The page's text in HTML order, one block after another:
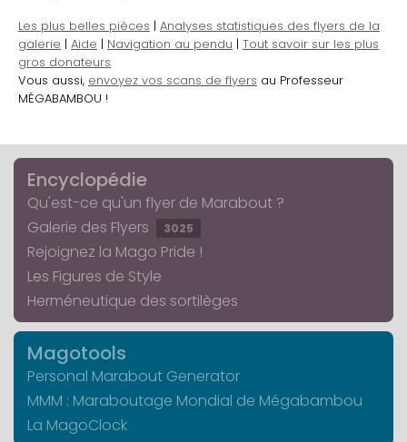
Les plus belles pièces | Analyses statistiques des flyers de la
galerie | Aide | Navigation au pendu | Tout savoir sur les plus
gros donateurs
Vous aussi, envoyez vos scans de flyers au Professeur
MÉGABAMBOU !
Encyclopédie
Qu'est-ce qu'un flyer de Marabout ?
Galerie des Flyers
3025
Rejoignez la Mago Pride !
Les Figures de Style
Herméneutique des sortilèges
Magotools
Personal Marabout Generator
MMM : Maraboutage Mondial de Mégabambou
La MagoClock